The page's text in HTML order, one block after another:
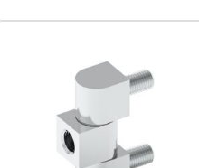
Версия:С подкладкой,